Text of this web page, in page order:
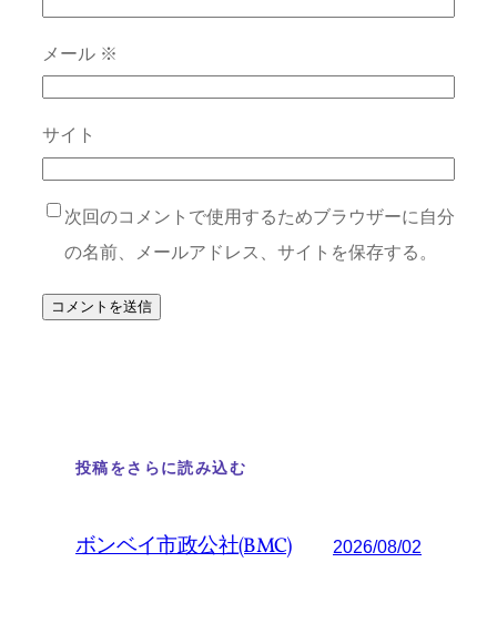
メール ※
サイト
次回のコメントで使用するためブラウザーに自分
の名前、メールアドレス、サイトを保存する。
投稿をさらに読み込む
ボンベイ市政公社(BMC) 2026/08/02